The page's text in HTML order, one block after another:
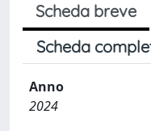
Scheda breve
Scheda
Anno
2024